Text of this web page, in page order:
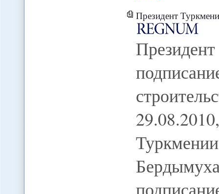
Президент Туркмении дал добро